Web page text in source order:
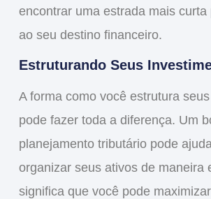
encontrar uma estrada mais curta
ao seu destino financeiro.
Estruturando Seus
A forma como você estrutura
pode fazer toda a diferença. Um
planejamento tributário pode
organizarseus ativos de maneira
significa que você pode maximizar